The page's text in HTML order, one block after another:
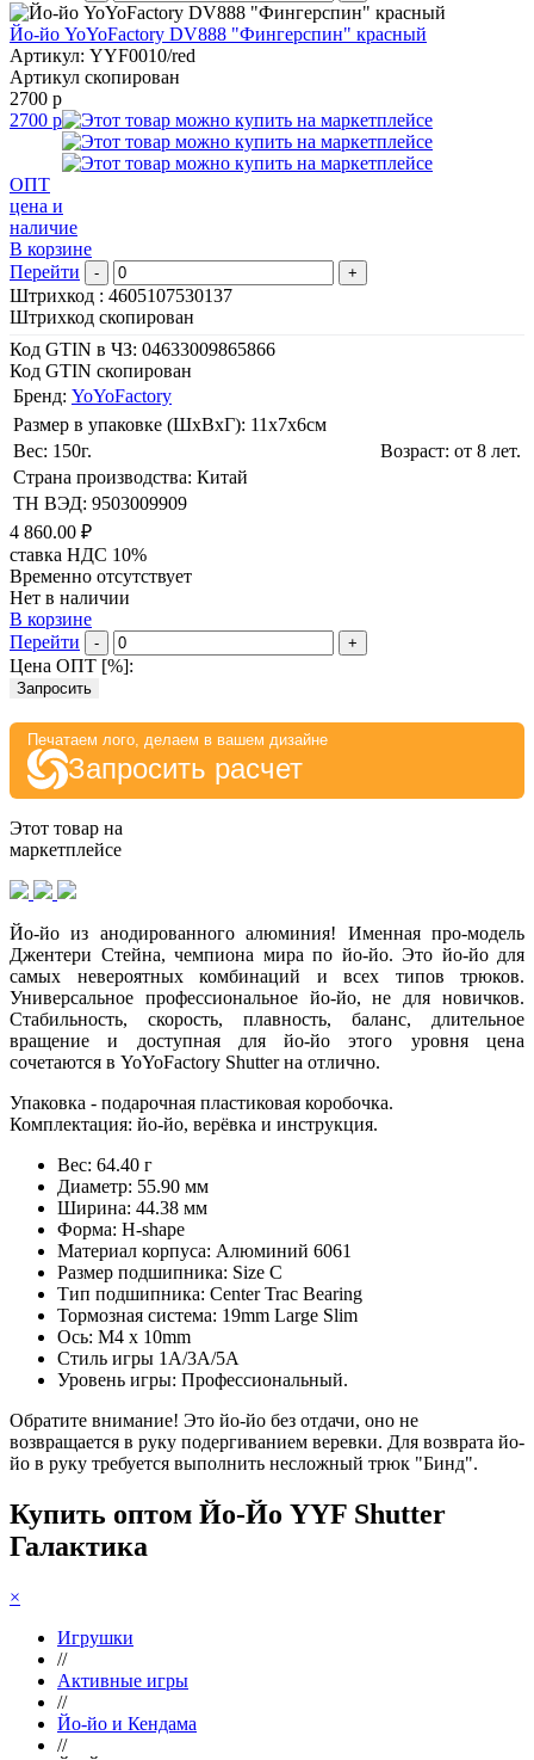
Йо-йо YoYoFactory DV888 "Фингерспин" красный
Артикул: YYF0010/red
Артикул скопирован
2700 р
2700 р
ОПТ
цена и
наличие
В корзине
Перейти
- +
Штрихкод : 4605107530137
Штрихкод скопирован
Код GTIN в ЧЗ: 04633009865866
Код GTIN скопирован
Бренд: YoYoFactory
Размер в упаковке (ШхВxГ): 11х7х6cм
Вес: 150г.
Возраст: от 8 лет.
Страна производства: Китай
ТН ВЭД: 9503009909
4 860.00 ₽
ставка НДС 10%
Временно отсутствует
Нет в наличии
В корзине
Перейти
- +
Цена ОПТ [%]:
Запросить
Печатаем лого, делаем в вашем дизайне
Запросить расчет
Этот товар на
маркетплейсе
Йо-йо из анодированного алюминия! Именная про-модель
Джентери Стейна, чемпиона мира по йо-йо. Это йо-йо для
самых невероятных комбинаций и всех типов трюков.
Универсальное профессиональное йо-йо, не для новичков.
Стабильность, скорость, плавность, баланс, длительное
вращение и доступная для йо-йо этого уровня цена
сочетаются в YoYoFactory Shutter на отлично.
Упаковка - подарочная пластиковая коробочка.
Комплектация: йо-йо, верёвка и инструкция.
Вес: 64.40 г
Диаметр: 55.90 мм
Ширина: 44.38 мм
Форма: H-shape
Материал корпуса: Алюминий 6061
Размер подшипника: Size C
Тип подшипника: Center Trac Bearing
Тормозная система: 19mm Large Slim
Ось: M4 x 10mm
Стиль игры 1A/3A/5A
Уровень игры: Профессиональный.
Обратите внимание! Это йо-йо без отдачи, оно не
возвращается в руку подергиванием веревки. Для возврата йо-
йо в руку требуется выполнить несложный трюк "Бинд".
Купить оптом Йо-Йо YYF Shutter
Галактика
×
Игрушки
//
Активные игры
//
Йо-йо и Кендама
//